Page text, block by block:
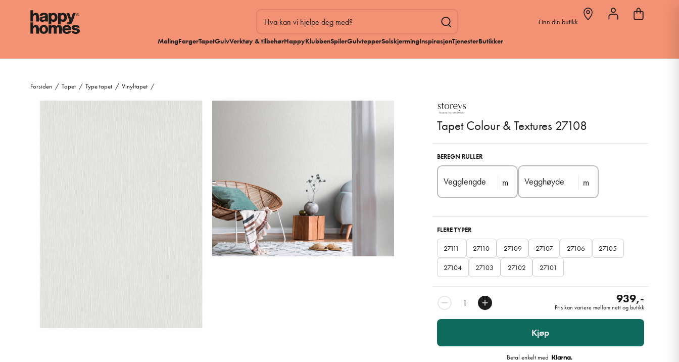
Finn din butikk
MalingFargerTapetGulvVerktøy & tilbehørHappyKlubbenSpilerGulvtepperSolskjermingInspirasjonTjenesterButikker
Forsiden / Tapet / Type tapet / Vinyltapet /
Tapet Colour & Textures 27108
BEREGN RULLER
Vegglengde m Vegghøyde m
FLERE TYPER
27111 27110 27109 27107 27106 27105
27104 27103 27102 27101
939,-
Pris kan variere mellom nett og butikk
Kjøp
Betal enkelt med